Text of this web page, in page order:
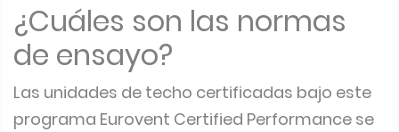
¿Cuáles son las normas
de ensayo?
Las unidades de techo certificadas bajo este
programa Eurovent Certified Performance se